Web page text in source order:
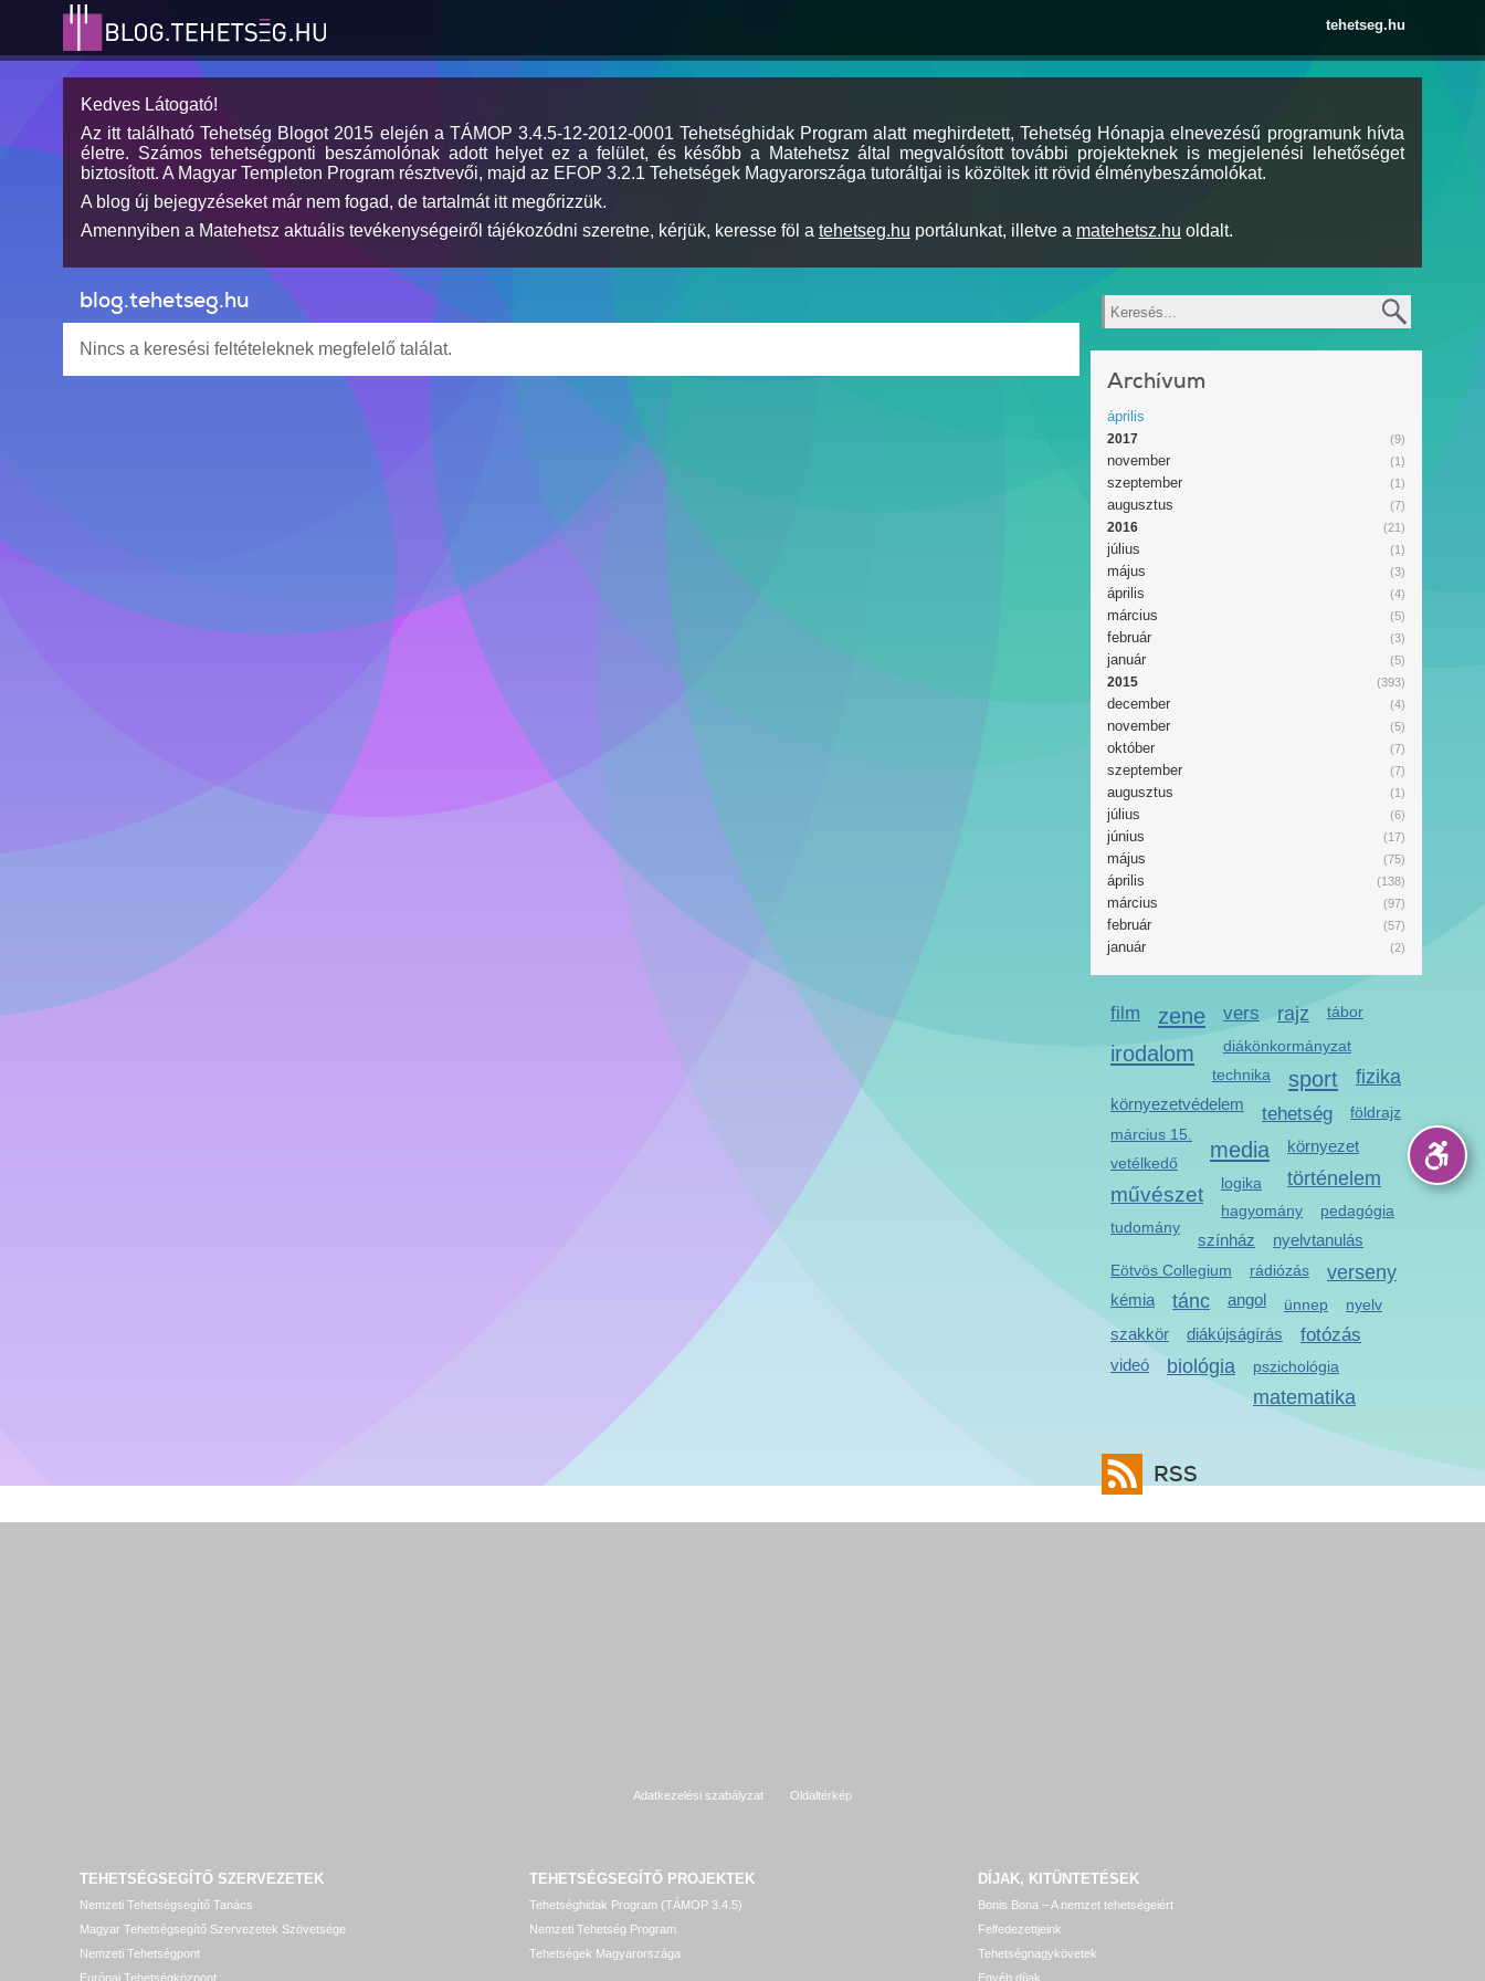
tehetseg.hu
Kedves Látogató!
Az itt található Tehetség Blogot 2015 elején a TÁMOP 3.4.5-12-2012-0001 Tehetséghidak Program alatt meghirdetett, Tehetség Hónapja elnevezésű programunk hívta
életre. Számos tehetségponti beszámolónak adott helyet ez a felület, és később a Matehetsz által megvalósított további projekteknek is megjelenési lehetőséget
biztosított. A Magyar Templeton Program résztvevői, majd az EFOP 3.2.1 Tehetségek Magyarországa tutoráltjai is közöltek itt rövid élménybeszámolókat.
A blog új bejegyzéseket már nem fogad, de tartalmát itt megőrizzük.
Amennyiben a Matehetsz aktuális tevékenységeiről tájékozódni szeretne, kérjük, keresse föl a tehetseg.hu portálunkat, illetve a matehetsz.hu oldalt.
blog.tehetseg.hu
Nincs a keresési feltételeknek megfelelő találat.
Keresés
Archívum
április
(9)
2017
(1)
november
(1)
szeptember
(7)
augusztus
(21)
2016
(1)
július
(3)
május
(4)
április
(5)
március
(3)
február
(5)
január
(393)
2015
(4)
december
(5)
november
(7)
október
(7)
szeptember
(1)
augusztus
(6)
július
(17)
június
(75)
május
(138)
április
(97)
március
(57)
február
(2)
január
film zene vers rajz
tábor
diákönkormányzat
irodalom
technika sport
környezetvédelem tehetség
március 15.
media
fizika
környezet
földrajz
történelem
vetélkedő
művészet
hagyomány
logika
pedagógia
tudomány
színház nyelvtanulás
Eötvös Collegium rádiózás verseny
kémia tánc angol ünnep
szakkör diákújságírás fotózás
videó biológia
nyelv
pszichológia
matematika
RSS
Adatkezelési szabályzat Oldaltérkép
TEHETSÉGSEGÍTŐ SZERVEZETEK
Nemzeti Tehetségsegítő Tanács
Magyar Tehetségsegítő Szervezetek Szövetsége
Nemzeti Tehetségpont
Európai Tehetségközpont
TEHETSÉGSEGÍTŐ PROJEKTEK
Tehetséghidak Program (TÁMOP 3.4.5)
Nemzeti Tehetség Program
Tehetségek Magyarországa
DÍJAK, KITÜNTETÉSEK
Bonis Bona – A nemzet tehetségeiért
Felfedezettjeink
Tehetségnagykövetek
Egyéb díjak